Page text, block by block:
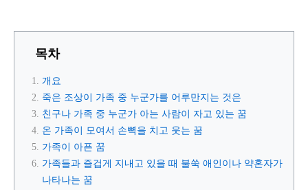
목차
개요
죽은 조상이 가족 중 누군가를 어루만지는 것은
친구나 가족 중 누군가 아는 사람이 자고 있는 꿈
온 가족이 모여서 손뼉을 치고 웃는 꿈
가족이 아픈 꿈
가족들과 즐겁게 지내고 있을 때 불쑥 애인이나 약혼자가
나타나는 꿈